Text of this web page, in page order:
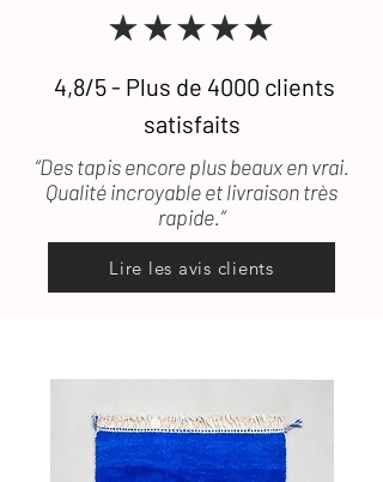
★★★★★
4,8/5 - Plus de 4000 clients
satisfaits
“Des tapis encore plus beaux en vrai.
Qualité incroyable et livraison très
rapide.”
Lire les avis clients